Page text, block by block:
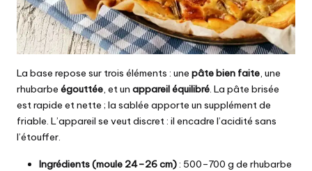
La base repose sur trois éléments : une pâte bien faite, une
rhubarbe égouttée, et un appareil équilibré. La pâte brisée
est rapide et nette ; la sablée apporte un supplément de
friable. L’appareil se veut discret : il encadre l’acidité sans
l’étouffer.
Ingrédients (moule 24–26 cm): 500–700 g de rhubarbe